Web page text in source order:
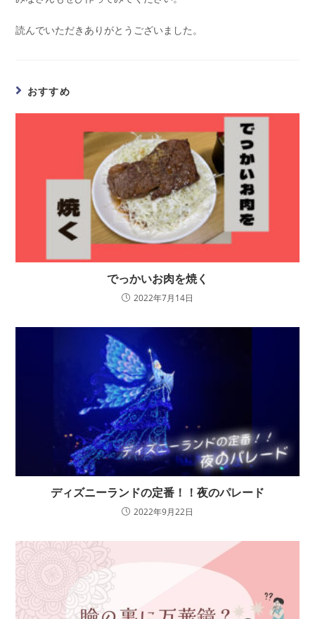
読んでいただきありがとうございました。
おすすめ
でっかいお肉を焼く
2022年7月14日
ディズニーランドの定番！！夜のパレード
2022年9月22日